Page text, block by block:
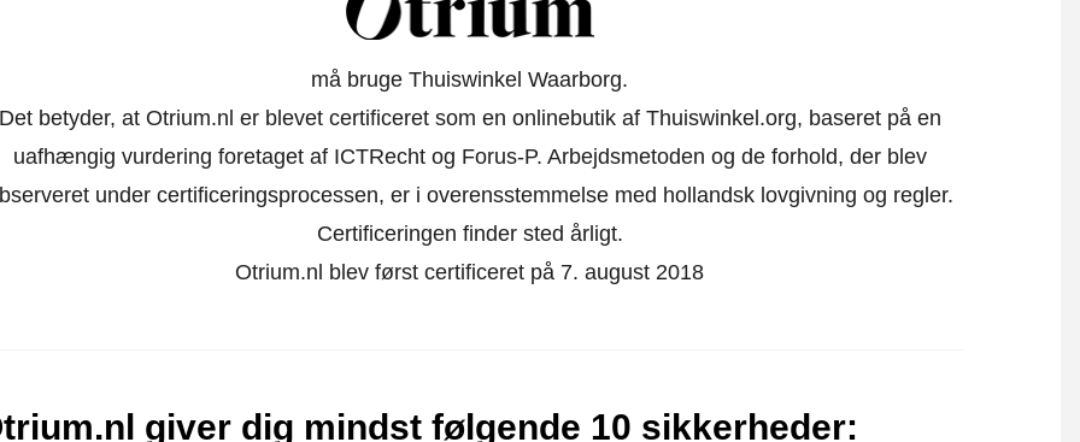
må bruge Thuiswinkel Waarborg.
betyder, at Otrium.nl er blevet certificeret som en onlinebutik af Thuiswinkel.org, baseret på en
uafhængig vurdering foretaget af ICTRecht og Forus-P. Arbejdsmetoden og de forhold, der blev
under certificeringsprocessen, er i overensstemmelse med hollandsk lovgivning og regler.
Certificeringen finder sted årligt.
Otrium.nl blev først certificeret på 7. august 2018
giver dig mindst følgende 10 sikkerheder: